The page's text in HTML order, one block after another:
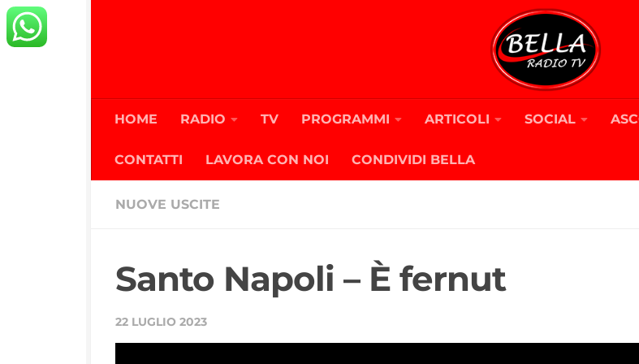
HOME RADIO TV PROGRAMMI ARTICOLI SOCIAL
CONTATTI LAVORA CON NOI CONDIVIDI BELLA
NUOVE USCITE
Santo Napoli – È fernut
22 LUGLIO 2023